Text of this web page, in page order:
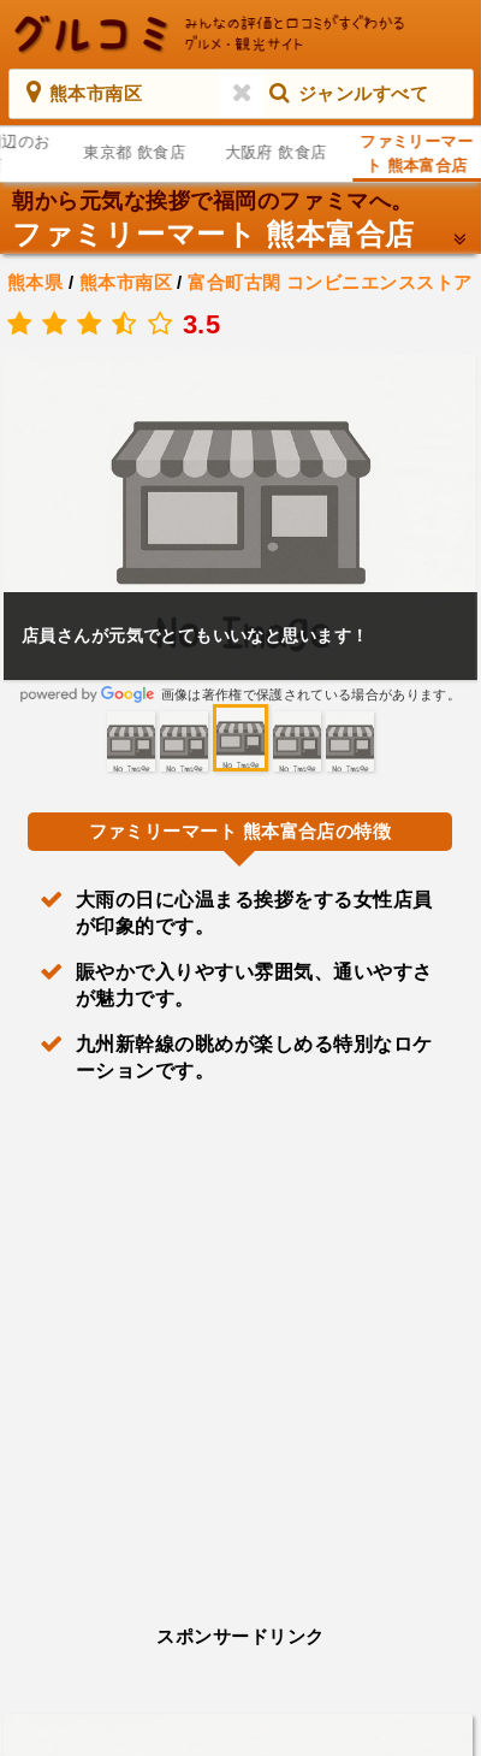
熊本市南区 ジャンルすべて
のお
東京都 飲食店 大阪府 飲食店
ファミリーマー
ト 熊本富合店
朝から元気な挨拶で福岡のファミマへ。
ファミリーマート 熊本富合店
熊本県 / 熊本市南区/富合町古閑 コンビニエンスストア
.
3.5
店員さんが元気でとてもいいなと思います！
画像は著作権で保護されている場合があります。
ファミリーマート 熊本富合店の特徴
大雨の日に心温まる挨拶をする女性店員
が印象的です。
賑やかで入りやすい雰囲気、通いやすさ
が魅力です。
九州新幹線の眺めが楽しめる特別なロケ
ーションです。
スポンサードリンク